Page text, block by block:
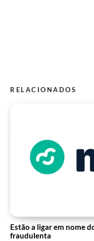
RELACIONADOS
Estão a ligar em nome
fraudulenta